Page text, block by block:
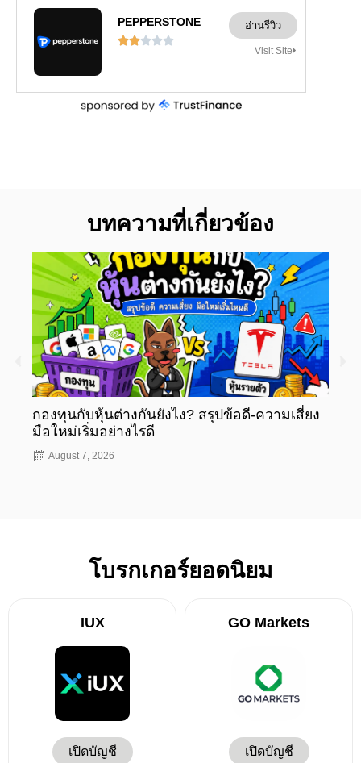
PEPPERSTONE

อ่านรีวิว
Visit Site
บทความที่เกี่ยวข้อง
กองทุนกับหุ้นต่างกันยังไง? สรุปข้อดี-ความเสี่ยง
มือใหม่เริ่มอย่างไรดี
August 7, 2026
โบรกเกอร์ยอดนิยม
IUX
เปิดบัญชี
GO Markets
เปิดบัญชี